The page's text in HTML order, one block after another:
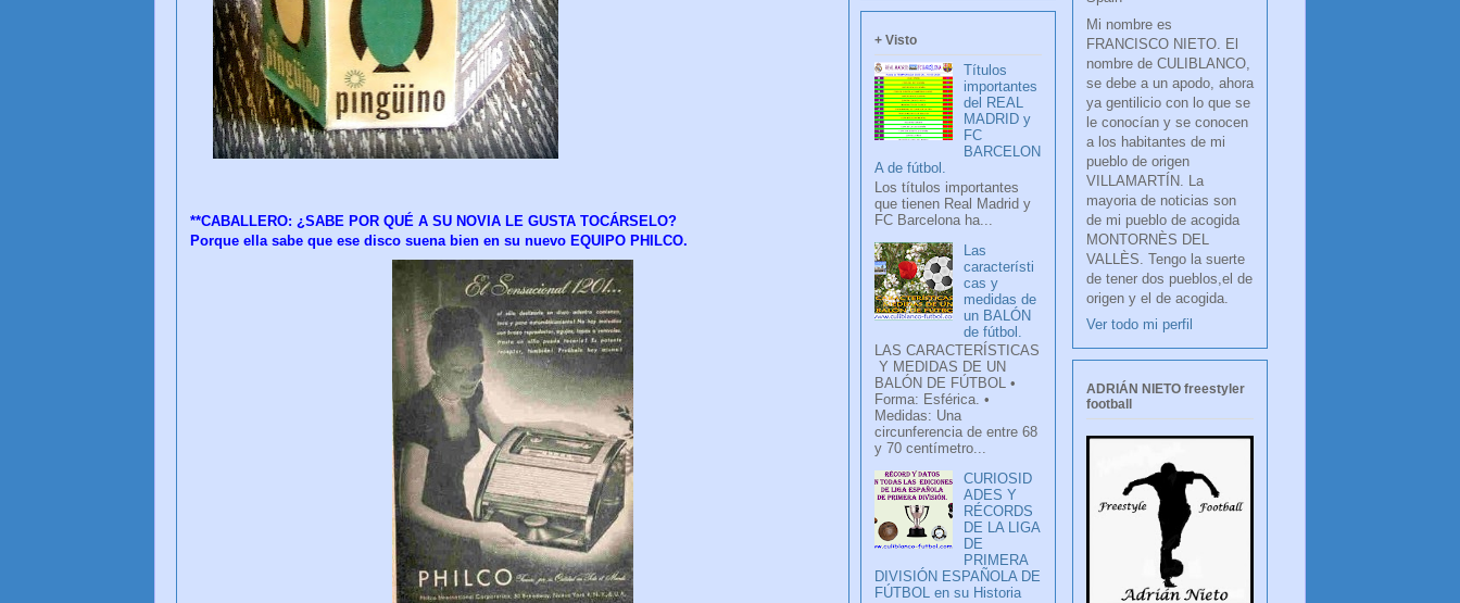
**CABALLERO: ¿SABE POR QUÉ A SU NOVIA LE GUSTA TOCÁRSELO?
Porque ella sabe que ese disco suena bien en su nuevo EQUIPO PHILCO.
+ Visto
Títulos
importantes
del REAL
MADRID y
FC
BARCELON
A de fútbol.
Los títulos importantes
que tienen Real Madrid y
FC Barcelona ha...
Las
característi
cas y
medidas de
un BALÓN
de fútbol.
LAS CARACTERÍSTICAS
Y MEDIDAS DE UN
BALÓN DE FÚTBOL •
Forma: Esférica. •
Medidas: Una
circunferencia de entre 68
y 70 centímetro...
CURIOSID
ADES Y
RÉCORDS
DE LA LIGA
DE
PRIMERA
DIVISIÓN ESPAÑOLA DE
FÚTBOL en su Historia
Mi nombre es
FRANCISCO NIETO. El
nombre de CULIBLANCO,
se debe a un apodo, ahora
ya gentilicio con lo que se
le conocían y se conocen
a los habitantes de mi
pueblo de origen
VILLAMARTÍN. La
mayoria de noticias son
de mi pueblo de acogida
MONTORNÈS DEL
VALLÈS. Tengo la suerte
de tener dos pueblos,el de
origen y el de acogida.
Ver todo mi perfil
ADRIÁN NIETO freestyler
football